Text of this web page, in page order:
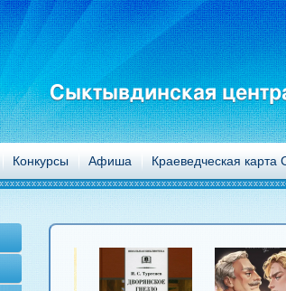
Сыктывдинская
Конкурсы Афиша Краеведческая карта